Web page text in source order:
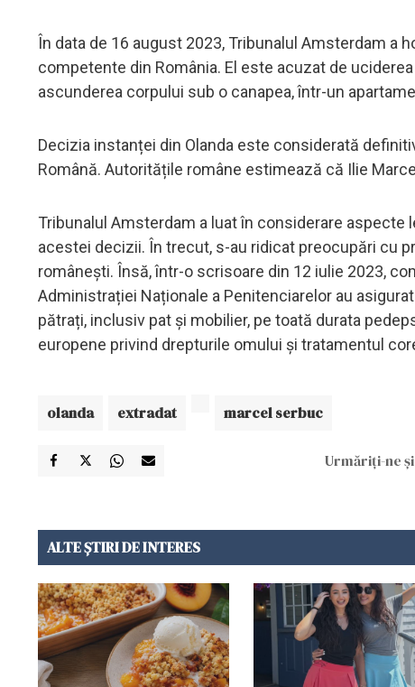
În data de 16 august 2023, Tribunalul Amsterdam a
competente din România. El este acuzat de
ascunderea corpului sub o canapea, într-un
Decizia instanței din Olanda este considerată
Română. Autoritățile române estimează că Ilie
Tribunalul Amsterdam a luat în considerare aspecte
acestei decizii. În trecut, s-au ridicat preocupări cu
românești. Însă, într-o scrisoare din 12 iulie 2023,
Administrației Naționale a Penitenciarelor au
pătrați, inclusiv pat și mobilier, pe toată durata
europene privind drepturile omului și tratamentul
olanda extradat marcel serbuc
Urmăriți-ne
ALTE ȘTIRI DE INTERES